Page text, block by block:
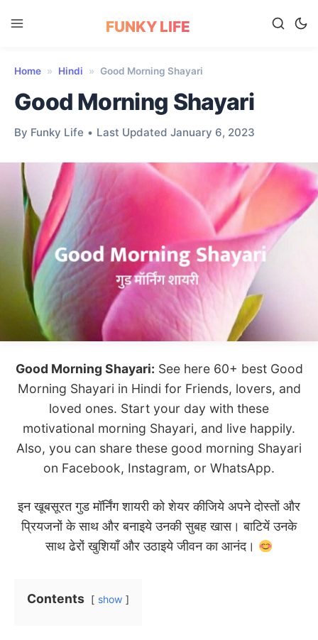
FUNKY LIFE
Home » Hindi » Good Morning Shayari
Good Morning Shayari
By Funky Life • Last Updated January 6, 2023
Good Morning Shayari: See here 60+ best Good
Morning Shayari in Hindi for Friends, lovers, and
loved ones. Start your day with these
motivational morning Shayari, and live happily.
Also, you can share these good morning Shayari
on Facebook, Instagram, or WhatsApp.
इन खूबसूरत गुड मॉर्निंग शायरी को शेयर कीजिये अपने दोस्तों और
प्रियजनों के साथ और बनाइये उनकी सुबह खास। बाटियें उनके
साथ ढेरों खुशियाँ और उठाइये जीवन का आनंद।
Contents show